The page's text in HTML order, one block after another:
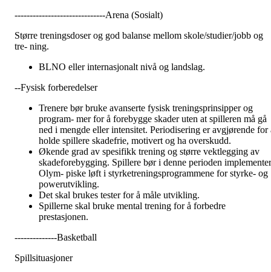
------------------------------Arena (Sosialt)
Større treningsdoser og god balanse mellom skole/studier/jobb og
tre- ning.
BLNO eller internasjonalt nivå og landslag.
--Fysisk forberedelser
Trenere bør bruke avanserte fysisk treningsprinsipper og
program- mer for å forebygge skader uten at spilleren må gå
ned i mengde eller intensitet. Periodisering er avgjørende for
holde spillere skadefrie, motivert og ha overskudd.
Økende grad av spesifikk trening og større vektlegging av
skadeforebygging. Spillere bør i denne perioden
Olym- piske løft i styrketreningsprogrammene for styrke- og
powerutvikling.
Det skal brukes tester for å måle utvikling.
Spillerne skal bruke mental trening for å forbedre
prestasjonen.
--------------Basketball
Spillsituasjoner